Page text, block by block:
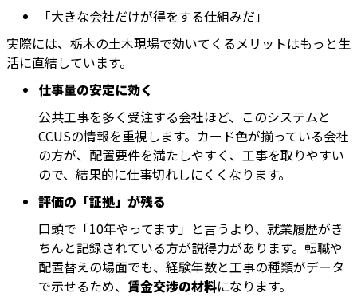
「大きな会社だけが得をする仕組みだ」
実際には、栃木の土木現場で効いてくるメリットはもっと生
活に直結しています。
仕事量の安定に効く
公共工事を多く受注する会社ほど、このシステムと
CCUSの情報を重視します。カード色が揃っている会社
の方が、配置要件を満たしやすく、工事を取りやすい
ので、結果的に仕事切れしにくくなります。
評価の「証拠」が残る
口頭で「10年やってます」と言うより、就業履歴がき
ちんと記録されている方が説得力があります。転職や
配置替えの場面でも、経験年数と工事の種類がデータ
で示せるため、 賃金交渉の材料になります。